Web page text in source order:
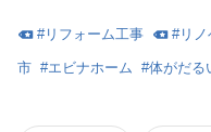
#リフォーム工事 #リノ
市 #エビナホーム #体がだる